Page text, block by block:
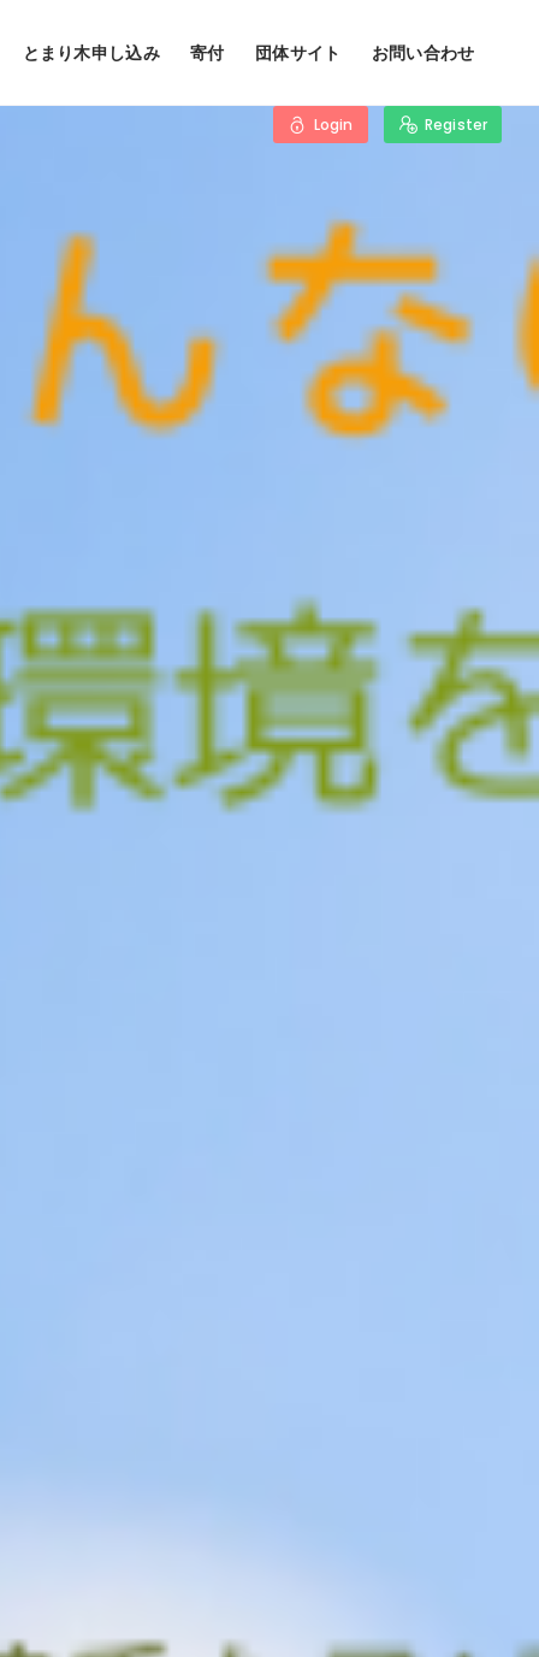
とまり木申し込み 寄付 団体サイト お問い合わせ
Login Register